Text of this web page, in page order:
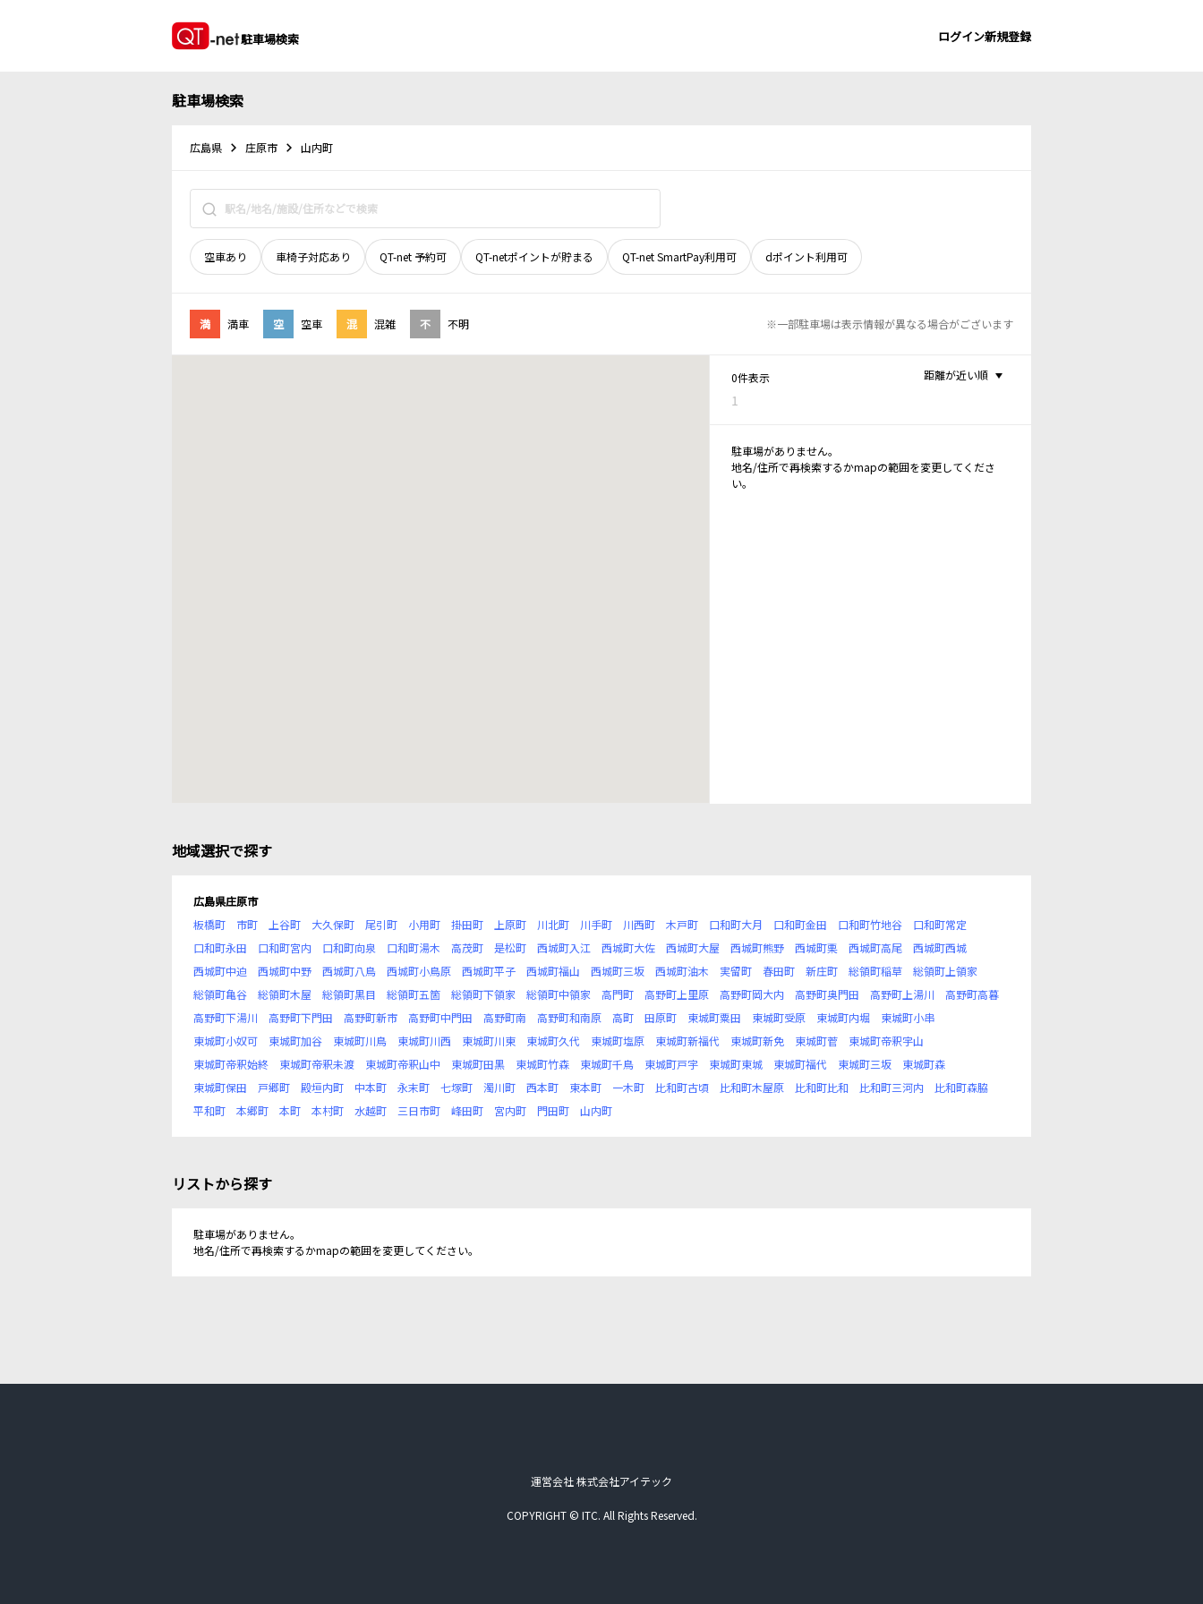
駐車場検索 ログイン新規登録
駐車場検索
広島県 庄原市 山内町
空車あり 車椅子対応あり QT-net 予約可 QT-netポイントが貯まる QT-net SmartPay利用可 dポイント利用可
満 満車 空 空車 混 混雑 不 不明 ※一部駐車場は表示情報が異なる場合がございます
0件表示
1
距離が近い順
駐車場がありません。
地名/住所で再検索するかmapの範囲を変更してくださ
い。
地域選択で探す
広島県庄原市
板橋町
市町 上谷町 大久保町 尾引町 小用町 掛田町 上原町 川北町 川手町 川西町 木戸町 口和町大月 口和町金田 口和町竹地谷
口和町常定
口和町永田
口和町宮内 口和町向泉 口和町湯木 高茂町 是松町 西城町入江 西城町大佐 西城町大屋 西城町熊野 西城町栗 西城町高尾
西城町西城
西城町中迫
西城町中野 西城町八鳥 西城町小鳥原 西城町平子 西城町福山 西城町三坂 西城町油木 実留町 春田町 新庄町 総領町稲草
総領町上領家
総領町亀谷
総領町木屋 総領町黒目 総領町五箇 総領町下領家 総領町中領家 高門町 高野町上里原 高野町岡大内 高野町奥門田 高野町上湯川
高野町高暮
高野町下湯川
高野町下門田 高野町新市 高野町中門田 高野町南 高野町和南原 高町 田原町 東城町粟田 東城町受原 東城町内堀
東城町小串
東城町小奴可
東城町加谷 東城町川鳥 東城町川西 東城町川東 東城町久代 東城町塩原 東城町新福代 東城町新免 東城町菅
東城町帝釈宇山
東城町帝釈始終
東城町帝釈未渡 東城町帝釈山中 東城町田黒 東城町竹森 東城町千鳥 東城町戸宇 東城町東城 東城町福代 東城町三坂
東城町森
東城町保田
戸郷町 殿垣内町 中本町 永末町 七塚町 濁川町 西本町 東本町 一木町 比和町古頃 比和町木屋原 比和町比和 比和町三河内
比和町森脇
平和町
本郷町 本町 本村町 水越町 三日市町 峰田町 宮内町 門田町 山内町
リストから探す
駐車場がありません。
地名/住所で再検索するかmapの範囲を変更してください。
運営会社 株式会社アイテック
COPYRIGHT © ITC. All Rights Reserved.